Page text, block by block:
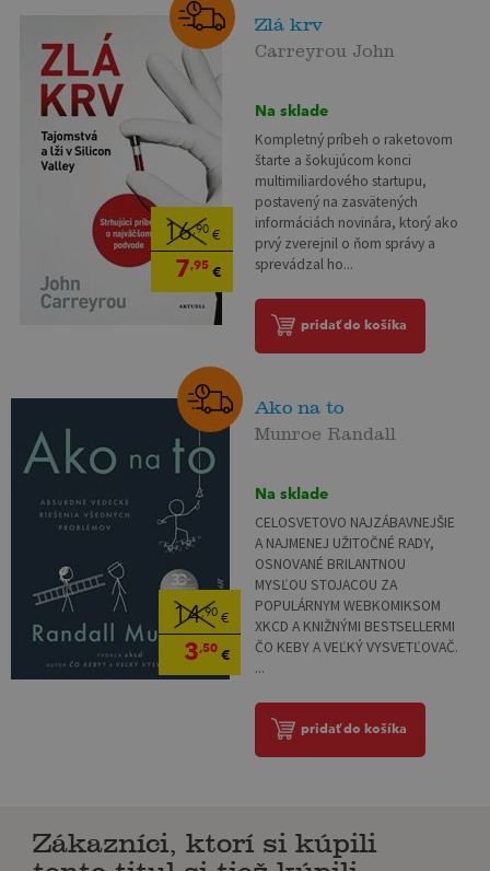
16,90 €
7,95 €
Zlá krv
Carreyrou John
Na sklade
Kompletný príbeh o raketovom
štarte a šokujúcom konci
multimiliardového startupu,
postavený na zasvätených
informáciách novinára, ktorý ako
prvý zverejnil o ňom správy a
sprevádzal ho...
pridať do košíka
14,90€
3,50€
Ako na to
Munroe Randall
Na sklade
CELOSVETOVO NAJZÁBAVNEJŠIE
A NAJMENEJ UŽITOČNÉ RADY,
OSNOVANÉ BRILANTNOU
MYSĽOU STOJACOU ZA
POPULÁRNYM WEBKOMIKSOM
XKCD A KNIŽNÝMI BESTSELLERMI
ČO KEBY A VEĽKÝ VYSVETĽOVAČ.
...
pridať do košíka
Zákazníci, ktorí si kúpili